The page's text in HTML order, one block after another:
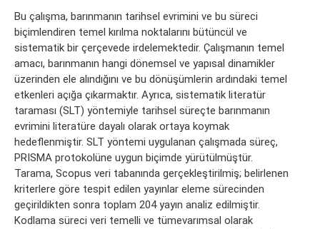
Bu çalışma, barınmanın tarihsel evrimini ve bu süreci
biçimlendiren temel kırılma noktalarını bütüncül ve
sistematik bir çerçevede irdelemektedir. Çalışmanın temel
amacı, barınmanın hangi dönemsel ve yapısal dinamikler
üzerinden ele alındığını ve bu dönüşümlerin ardındaki temel
etkenleri açığa çıkarmaktır. Ayrıca, sistematik literatür
taraması (SLT) yöntemiyle tarihsel süreçte barınmanın
evrimini literatüre dayalı olarak ortaya koymak
hedeflenmiştir. SLT yöntemi uygulanan çalışmada süreç,
PRISMA protokolüne uygun biçimde yürütülmüştür.
Tarama, Scopus veri tabanında gerçekleştirilmiş; belirlenen
kriterlere göre tespit edilen yayınlar eleme sürecinden
geçirildikten sonra toplam 204 yayın analiz edilmiştir.
Kodlama süreci veri temelli ve tümevarımsal olarak